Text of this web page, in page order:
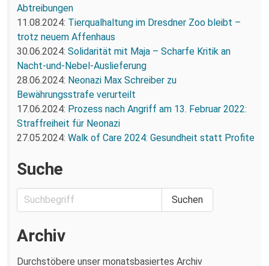
Abtreibungen
11.08.2024: Tierqualhaltung im Dresdner Zoo bleibt –
trotz neuem Affenhaus
30.06.2024: Solidarität mit Maja – Scharfe Kritik an
Nacht-und-Nebel-Auslieferung
28.06.2024: Neonazi Max Schreiber zu
Bewährungsstrafe verurteilt
17.06.2024: Prozess nach Angriff am 13. Februar 2022:
Straffreiheit für Neonazi
27.05.2024: Walk of Care 2024: Gesundheit statt Profite
Suche
Archiv
Durchstöbere unser monatsbasiertes Archiv